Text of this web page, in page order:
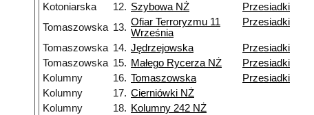
Kotoniarska
12. Szybowa NŻ
Przesiadki
Tomaszowska 13. Ofiar Terroryzmu 11
Września
Przesiadki
Tomaszowska 14. Jędrzejowska
Przesiadki
Tomaszowska 15. Małego Rycerza NŻ
Przesiadki
Kolumny
16. Tomaszowska
Przesiadki
Kolumny
17. Cierniówki NŻ
Kolumny
18. Kolumny 242 NŻ